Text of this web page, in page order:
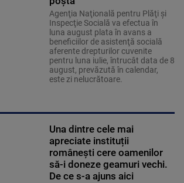
Agenţia Naţională pentru Plăţi şi
Inspecţie Socială va efectua în
luna august plata în avans a
beneficiilor de asistenţă socială
aferente drepturilor cuvenite
pentru luna iulie, întrucât data de 8
august, prevăzută în calendar,
este zi nelucrătoare.
Una dintre cele mai
apreciate instituții
românești cere oamenilor
să-i doneze geamuri vechi.
De ce s-a ajuns aici